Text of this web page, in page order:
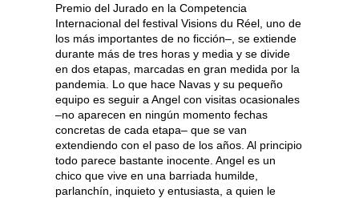
Premio del Jurado en la Competencia
Internacional del festival Visions du Réel, uno de
los más importantes de no ficción–, se extiende
durante más de tres horas y media y se divide
en dos etapas, marcadas en gran medida por la
pandemia. Lo que hace Navas y su pequeño
equipo es seguir a Angel con visitas ocasionales
–no aparecen en ningún momento fechas
concretas de cada etapa– que se van
extendiendo con el paso de los años. Al principio
todo parece bastante inocente. Angel es un
chico que vive en una barriada humilde,
parlanchín, inquieto y entusiasta, a quien le